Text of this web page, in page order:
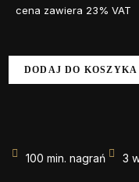
cena zawiera 23% VAT
DODAJ DO KOSZYKA
100 min. nagrań 3